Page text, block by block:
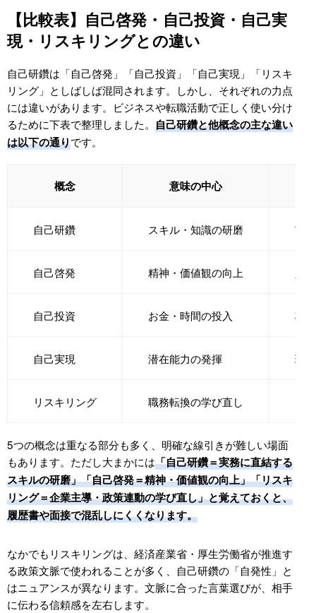
IT系の例文
ゲーム系の例文
事務系の例文
マーケ系の例文
自己研鑽と自己PRの違い・使い分け
面接で「自己研鑽」を効果的に伝えるコツ｜STAR法
面接官が見ている3つのポイント｜動機・行動・再
STAR法による回答設計（Situation／Task／Action
業界別の質問例と回答例（IT／ゲーム／営業／事務
／マーケ）
営業系：「どのような自己研鑽を続けていま
事務系：「これまでに積んだ自己研鑽は？」
やってはいけない回答パターン（抽象語・数値な
し・他責）
FAQ：よくある質問
Q1. 自己研鑽と自己啓発の違いは何ですか？
Q3. 社会人が自己研鑽に費やす時間・金額の相場
は？
Q4. 自己研鑽が続かないのはなぜですか？
【比較表】自己啓発・自己投資・自己実
現・リスキリングとの違い
自己研鑽は「自己啓発」「自己投資」「自己実現」「リスキ
リング」としばしば混同されます。しかし、それぞれの力点
には違いがあります。ビジネスや転職活動で正しく使い分け
るために下表で整理しました。 自己研鑽と他概念の主な違い
は以下の通りです。
概念 意味の中心
自己研鑽 スキル・知識の研磨 実
自己啓発 精神・価値観の向上
自己投資 お金・時間の投入 将
自己実現 潜在能力の発揮 理
リスキリング 職務転換の学び直し
5つの概念は重なる部分も多く、明確な線引きが難しい場面
もあります。ただし大まかには「自己研鑽＝実務に直結する
スキルの研磨」「自己啓発＝精神・価値観の向上」「リスキ
リング＝企業主導・政策連動の学び直し」と覚えておくと、
履歴書や面接で混乱しにくくなります。
なかでもリスキリングは、経済産業省・厚生労働省が推進す
る政策文脈で使われることが多く、自己研鑽の「自発性」と
はニュアンスが異なります。文脈に合った言葉選びが、相手
に伝わる信頼感を左右します。